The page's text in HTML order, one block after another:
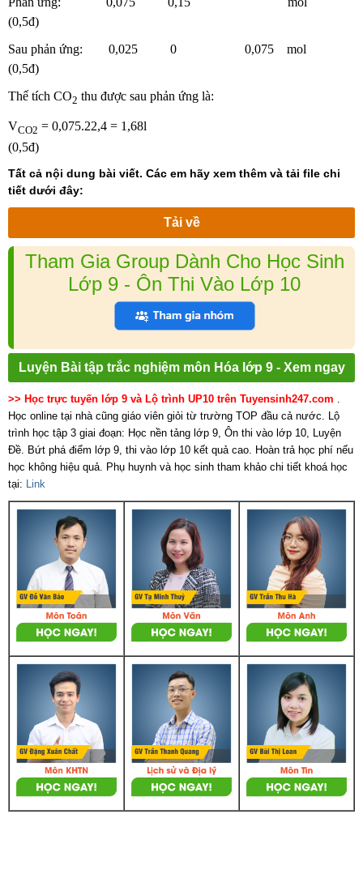
(0,5đ)
Sau phản ứng: 0,025 0 0,075 mol
(0,5đ)
Thể tích CO2 thu được sau phản ứng là:
VCO2 = 0,075.22,4 = 1,68l
(0,5đ)
Tất cả nội dung bài viết. Các em hãy xem thêm và tải file chi
tiết dưới đây:
Tải về
Tham Gia Group Dành Cho Học Sinh
Lớp 9 - Ôn Thi Vào Lớp 10
Luyện Bài tập trắc nghiệm môn Hóa lớp 9 - Xem ngay
>> Học trực tuyến lớp 9 và Lộ trình UP10 trên Tuyensinh247.com
Học online tại nhà cũng giáo viên giỏi từ trường TOP đầu cả nước. Lộ
trình học tập 3 giai đoạn: Học nền tảng lớp 9, Ôn thi vào lớp 10, Luyện
Đề. Bứt phá điểm lớp 9, thi vào lớp 10 kết quả cao. Hoàn trả học phí nếu
học không hiệu quả. Phụ huynh và học sinh tham khảo chi tiết khoá học
tại: Link